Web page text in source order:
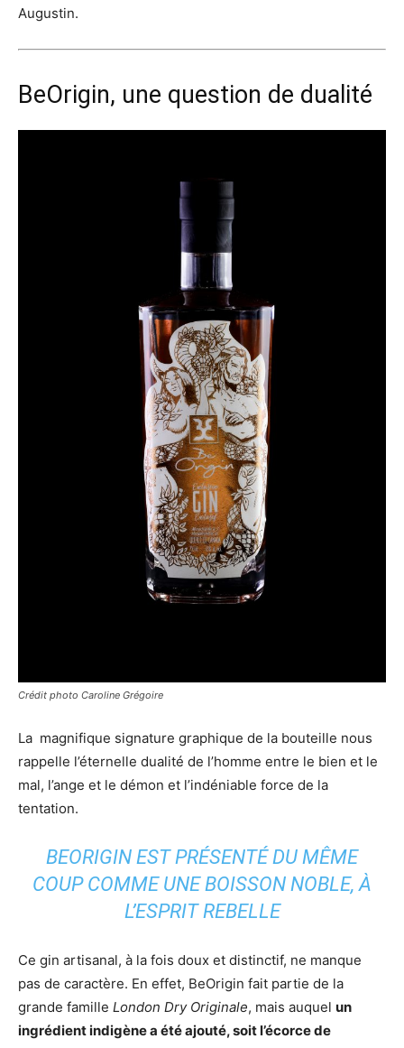
Augustin.
BeOrigin, une question de dualité
Crédit photo Caroline Grégoire
La magnifique signature graphique de la bouteille nous
rappelle l’éternelle dualité de l’homme entre le bien et le
mal, l’ange et le démon et l’indéniable force de la
tentation.
BEORIGIN EST PRÉSENTÉ DU MÊME
COUP COMME UNE BOISSON NOBLE, À
L’ESPRIT REBELLE
Ce gin artisanal, à la fois doux et distinctif, ne manque
pas de caractère. En effet, BeOrigin fait partie de la
grande famille London Dry Originale, mais auquel un
ingrédient indigène a été ajouté, soit l’écorce de